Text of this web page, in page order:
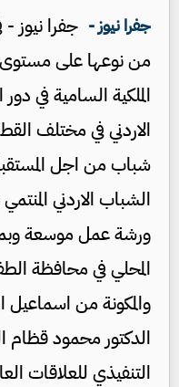
جفرا نيوز - جفرا نيوز -
من نوعها على مستوى
الملكية السامية في
الاردني في مختلف
شباب من اجل
الشباب الاردني
ورشة عمل موسعة
المحلي في محافظة
والمكونة من اسماعيل
الدكتور محمود قظام
التنفيذي للعلاقات